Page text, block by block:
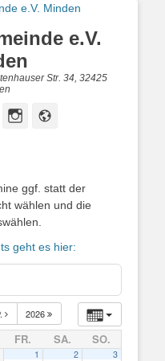
e.V.
Str. 34, 32425
YouTubeInstagram
ggf. statt der
wählen und die
geht es hier:
2026
FR. SA. SO.
1 2 3